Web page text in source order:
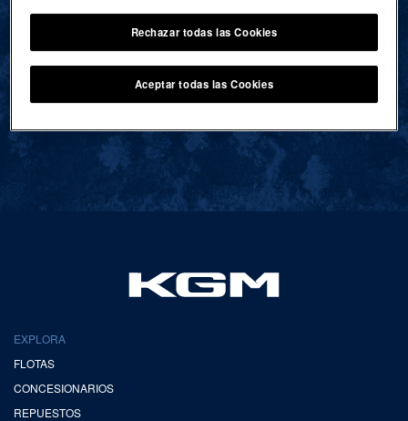
VOLVER AL INICIO
EXPLORA
FLOTAS
CONCESIONARIOS
REPUESTOS
Rechazar todas las Cookies
Aceptar todas las Cookies